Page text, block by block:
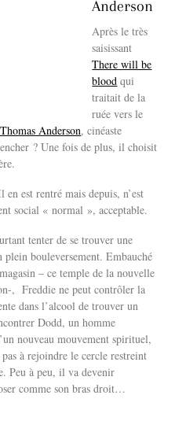
Anderson
Après le très
saisissant
There will be
blood qui
traitait de la
ruée vers le
Anderson, cinéaste
? Une fois de plus, il choisit
est rentré mais depuis, n’est
social « normal », acceptable.
tenter de se trouver une
plein bouleversement. Embauché
– ce temple de la nouvelle
, Freddie ne peut contrôler la
dans l’alcool de trouver un
Dodd, un homme
nouveau mouvement spirituel,
à rejoindre le cercle restreint
Peu à peu, il va devenir
comme son bras droit…